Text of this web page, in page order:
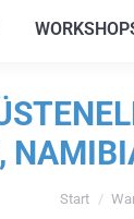
Sie
Start